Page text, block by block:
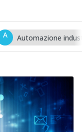
Automazione industriale